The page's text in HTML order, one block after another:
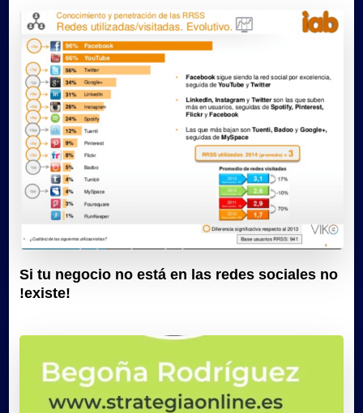
Si tu negocio no está en las redes sociales no
!existe!